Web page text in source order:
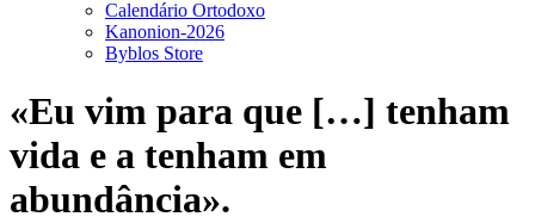
Calendário Ortodoxo
Kanonion-2026
Byblos Store
«Eu vim para que […] tenham
vida e a tenham em
abundância».